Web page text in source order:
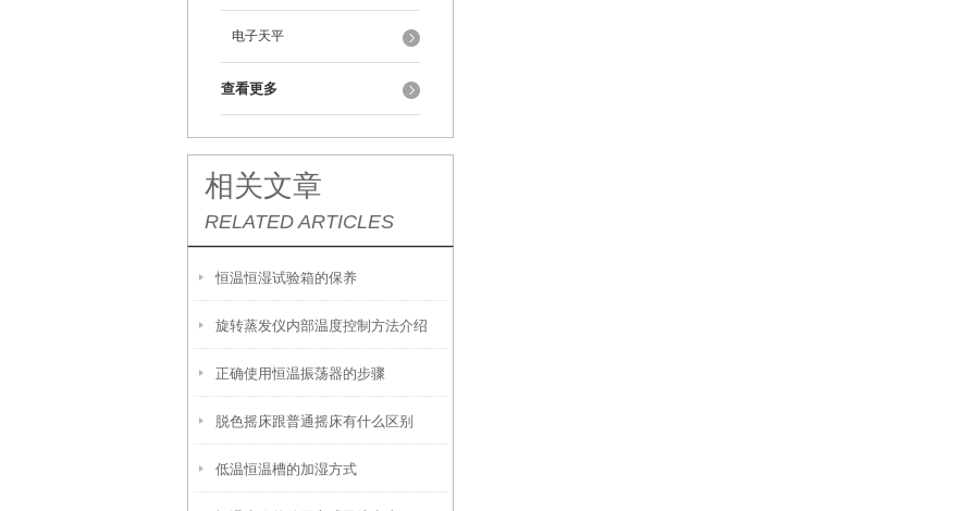
电子天平
查看更多
相关文章
RELATED ARTICLES
恒温恒湿试验箱的保养
旋转蒸发仪内部温度控制方法介绍
正确使用恒温振荡器的步骤
脱色摇床跟普通摇床有什么区别
低温恒温槽的加湿方式